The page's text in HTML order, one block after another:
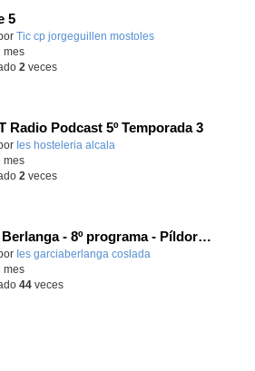
5
Tic cp jorgeguillen mostoles-
mes
2 veces
Radio Podcast 5º Temporada 3
educativo.
Ies hosteleria alcala
mes
2 veces
Radio Berlanga - 8º programa - Píldora filosófica
educativo.
Ies garciaberlanga coslada
mes
44veces